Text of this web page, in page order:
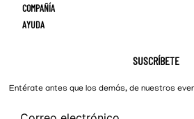
Adidas
Reebok
COMPAÑÍA
Quiénes Somos
AYUDA
SUSCRÍBETE
Entérate antes que los demás, de nuestros